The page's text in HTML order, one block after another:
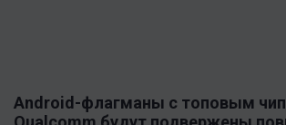
Android-флагманы с топовым